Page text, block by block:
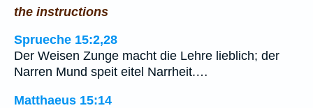
the instructions
Sprueche 15:2,28
Der Weisen Zunge macht die Lehre lieblich; der
Narren Mund speit eitel Narrheit.…
Matthaeus 15:14